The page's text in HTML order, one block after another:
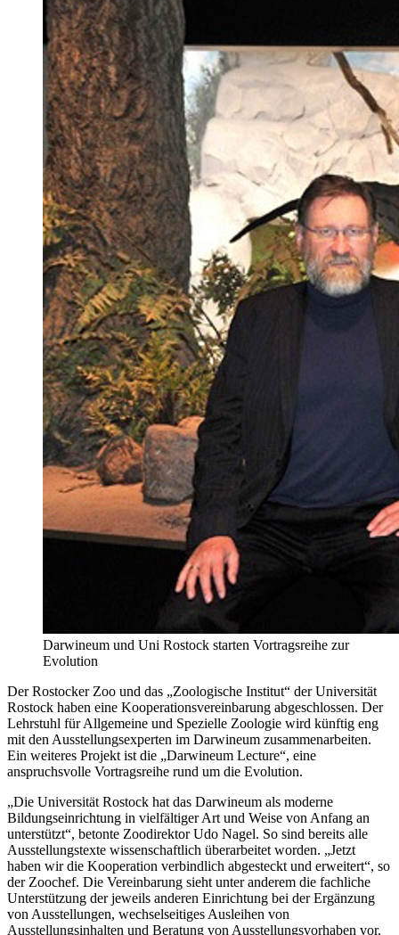
Darwineum und Uni Rostock starten Vortragsreihe zur
Evolution
Der Rostocker Zoo und das „Zoologische Institut“ der Universität
Rostock haben eine Kooperationsvereinbarung abgeschlossen. Der
Lehrstuhl für Allgemeine und Spezielle Zoologie wird künftig eng
mit den Ausstellungsexperten im Darwineum zusammenarbeiten.
Ein weiteres Projekt ist die „Darwineum Lecture“, eine
anspruchsvolle Vortragsreihe rund um die Evolution.
„Die Universität Rostock hat das Darwineum als moderne
Bildungseinrichtung in vielfältiger Art und Weise von Anfang an
unterstützt“, betonte Zoodirektor Udo Nagel. So sind bereits alle
Ausstellungstexte wissenschaftlich überarbeitet worden. „Jetzt
haben wir die Kooperation verbindlich abgesteckt und erweitert“, so
der Zoochef. Die Vereinbarung sieht unter anderem die fachliche
Unterstützung der jeweils anderen Einrichtung bei der Ergänzung
von Ausstellungen, wechselseitiges Ausleihen von
Ausstellungsinhalten und Beratung von Ausstellungsvorhaben vor.